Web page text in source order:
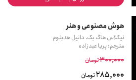
هوش مصنوعی و هنر
نیکلاس هاگ بک، دانیل هدبلوم
مترجم: پریا عبدزاده
300,000تومان
285,000تومان